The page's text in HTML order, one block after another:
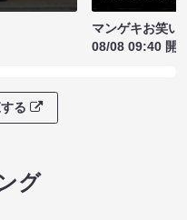
マンゲキお笑い
08/08 09:40 開
る
グ